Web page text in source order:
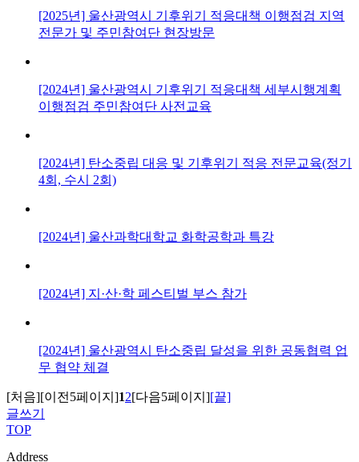
[2025년] 울산광역시 기후위기 적응대책 이행점검 지역
전문가 및 주민참여단 현장방문
[2024년] 울산광역시 기후위기 적응대책 세부시행계획
이행점검 주민참여단 사전교육
[2024년] 탄소중립 대응 및 기후위기 적응 전문교육(정기
4회, 수시 2회)
[2024년] 울산과학대학교 화학공학과 특강
[2024년] 지·산·학 페스티벌 부스 참가
[2024년] 울산광역시 탄소중립 달성을 위한 공동협력 업
무 협약 체결
[처음][이전5페이지]12[다음5페이지][끝]
글쓰기
TOP
Address